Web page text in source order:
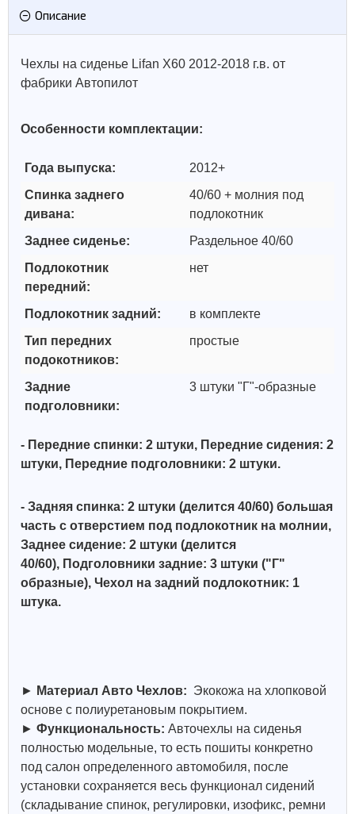
Описание
Чехлы на сиденье Lifan X60 2012-2018 г.в. от
фабрики Автопилот
Особенности комплектации:
Года выпуска:
2012+
Спинка заднего
дивана:
40/60 + молния под
подлокотник
Заднее сиденье:
Раздельное 40/60
Подлокотник
передний:
нет
Подлокотник задний:
в комплекте
Тип передних
подокотников:
простые
Задние
подголовники:
3 штуки "Г"-образные
- Передние спинки: 2 штуки, Передние сидения: 2
штуки, Передние подголовники: 2 штуки.
- Задняя спинка: 2 штуки (делится 40/60) большая
часть с отверстием под подлокотник на молнии,
Заднее сидение: 2 штуки (делится
40/60), Подголовники задние: 3 штуки ("Г"
образные), Чехол на задний подлокотник: 1
штука.
► Материал Авто Чехлов: Экокожа на хлопковой
основе с полиуретановым покрытием.
► Функциональность: Авточехлы на сиденья
полностью модельные, то есть пошиты конкретно
под салон определенного автомобиля, после
установки сохраняется весь функционал сидений
(складывание спинок, регулировки, изофикс, ремни